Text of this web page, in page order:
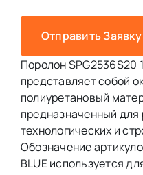
Отправить Заявку
Поролон SPG2536S20
представляет собой
полиуретановый
предназначенный для
технологических и
Обозначение
BLUE используется